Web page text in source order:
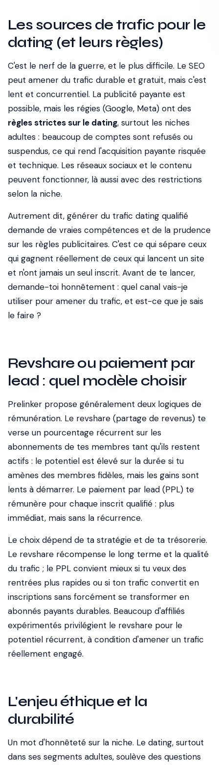
Les sources de trafic pour le
dating (et leurs règles)
C'est le nerf de la guerre, et le plus difficile. Le SEO
peut amener du trafic durable et gratuit, mais c'est
lent et concurrentiel. La publicité payante est
possible, mais les régies (Google, Meta) ont des
règles strictes sur le dating, surtout les niches
adultes : beaucoup de comptes sont refusés ou
suspendus, ce qui rend l'acquisition payante risquée
et technique. Les réseaux sociaux et le contenu
peuvent fonctionner, là aussi avec des restrictions
selon la niche.
Autrement dit, générer du trafic dating qualifié
demande de vraies compétences et de la prudence
sur les règles publicitaires. C'est ce qui sépare ceux
qui gagnent réellement de ceux qui lancent un site
et n'ont jamais un seul inscrit. Avant de te lancer,
demande-toi honnêtement : quel canal vais-je
utiliser pour amener du trafic, et est-ce que je sais
le faire ?
Revshare ou paiement par
lead : quel modèle choisir
Prelinker propose généralement deux logiques de
rémunération. Le revshare (partage de revenus) te
verse un pourcentage récurrent sur les
abonnements de tes membres tant qu'ils restent
actifs : le potentiel est élevé sur la durée si tu
amènes des membres fidèles, mais les gains sont
lents à démarrer. Le paiement par lead (PPL) te
rémunère pour chaque inscrit qualifié : plus
immédiat, mais sans la récurrence.
Le choix dépend de ta stratégie et de ta trésorerie.
Le revshare récompense le long terme et la qualité
du trafic ; le PPL convient mieux si tu veux des
rentrées plus rapides ou si ton trafic convertit en
inscriptions sans forcément se transformer en
abonnés payants durables. Beaucoup d'affiliés
expérimentés privilégient le revshare pour le
potentiel récurrent, à condition d'amener un trafic
réellement engagé.
L'enjeu éthique et la
durabilité
Un mot d'honnêteté sur la niche. Le dating, surtout
dans ses segments adultes, soulève des questions